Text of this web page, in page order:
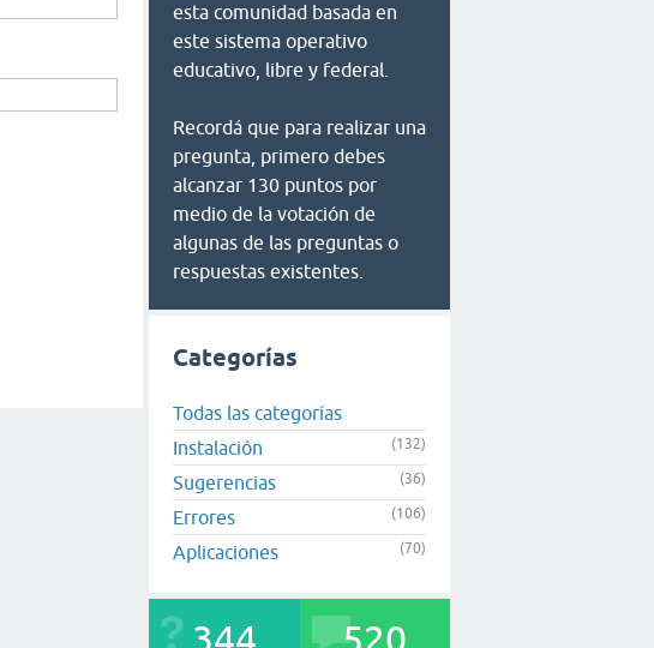
esta comunidad basada en
este sistema operativo
educativo, libre y federal.
Recordá que para realizar una
pregunta, primero debes
alcanzar 130 puntos por
medio de la votación de
algunas de las preguntas o
respuestas existentes.
Categorías
Todas las categorías
Instalación
(132)
Sugerencias (36)
Errores (106)
Aplicaciones (70)
344 520